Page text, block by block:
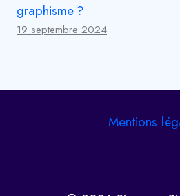
graphisme ?
19 septembre 2024
Mentions